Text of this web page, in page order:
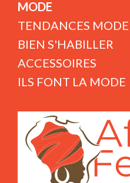
MODE
TENDANCES MODE
BIEN S'HABILLER
ACCESSOIRES
ILS FONT LA MODE